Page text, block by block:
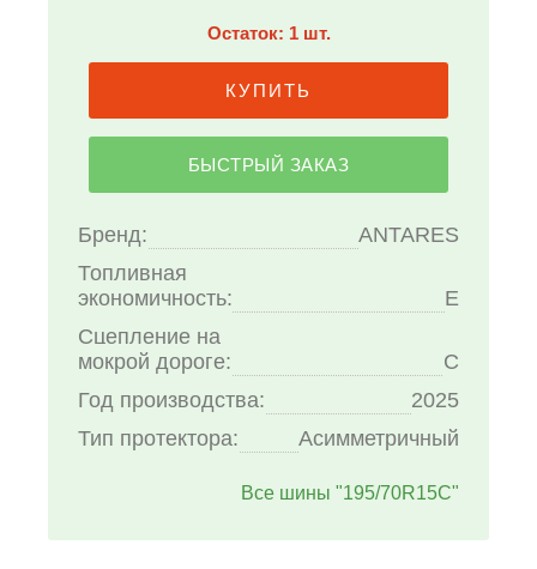
Остаток: 1 шт.
КУПИТЬ
БЫСТРЫЙ ЗАКАЗ
Бренд:
ANTARES
Топливная
экономичность:
E
Сцепление на
мокрой дороге:
C
Год производства:
2025
Тип протектора:
Асимметричный
Все шины "195/70R15C"